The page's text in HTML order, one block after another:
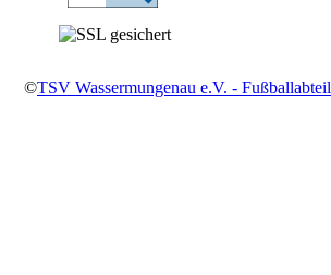
©TSV Wassermungenau e.V. -